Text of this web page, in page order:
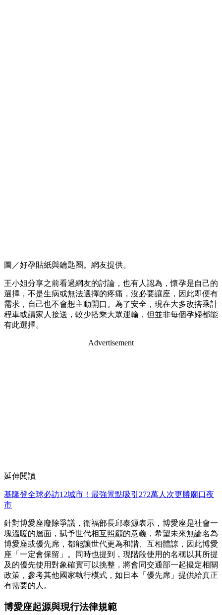
圖／好孕貼紙與鑰匙圈。網友提供。
王小姐分享之前看過網友的討論，也有人認為，懷孕是自己的
選擇，不是生病或無法選擇的疼痛，沒必要讓座，因此即便有
需求，自己也不會想主動開口。為了安全，現在大多改搭乘計
程車或請家人接送，較少搭乘大眾運輸，但並非每個孕婦都能
有此選擇。
Advertisement
延伸閱讀
基隆登全球必訪12城市！最強景點吸引272萬人次更勝廟口夜
市
針對博愛座廢除爭議，衛福部長邱泰源表示，博愛座是社會一
塊溫暖的層面，賦予世代相互照顧的意義，希望未來無論名為
博愛座或優先席，都能讓世代更為和諧、互相體諒，因此博愛
座「一定會保留」。同時也提到，現階段使用的名稱以其所提
及的優先使用對象確實可以挑整，將會同交通部一起擬定相關
政策，參考其他國家執行模式，如日本「優先席」提供給真正
有需要的人。
博愛座起源與現行法律規範